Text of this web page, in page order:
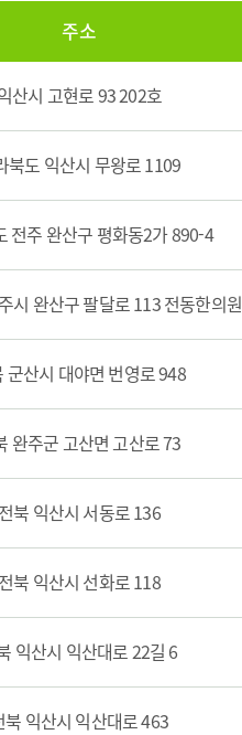
주소
산시 고현로 93 202호
북도 익산시 무왕로 1109
전주 완산구 평화동2가 890-4
시 완산구 팔달로 113 전동한의원
군산시 대야면 번영로 948
완주군 고산면 고산로 73
전북 익산시 서동로 136
전북 익산시 선화로 118
익산시 익산대로 22길 6
북 익산시 익산대로 463